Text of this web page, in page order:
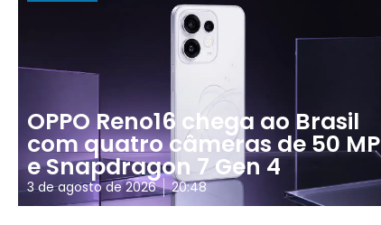
OPPO Reno16 chega ao Brasil
com quatro câmeras de 50 MP
e Snapdragon 7 Gen 4
3 de agosto de 2026 20:48